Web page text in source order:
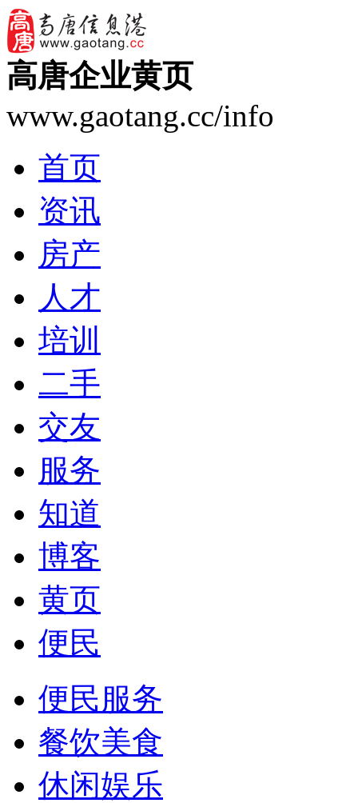
高唐企业黄页
www.gaotang.cc/info
首页
资讯
房产
人才
培训
二手
交友
服务
知道
博客
黄页
便民
便民服务
餐饮美食
休闲娱乐